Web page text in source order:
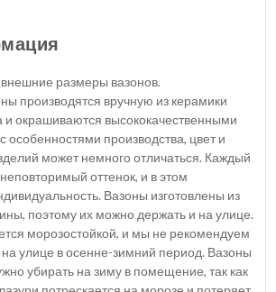
размеры вазонов.
производятся вручную из керамики
и окрашиваются высококачественными
особенностями производства, цвет и
может немного отличаться. Каждый
оттенок, и в этом
Вазоны изготовлены из
поэтому их можно держать и на улице.
морозостойкой, и мы не рекомендуем
на улице в осенне-зимний период. Вазоны
убирать на зиму в помещение, так как